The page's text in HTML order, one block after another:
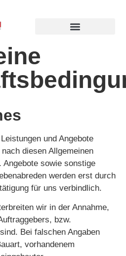
und Angebote
diesen Allgemeinen
Angebote sowie sonstige
werden erst durch
für uns verbindlich.
wir in der Annahme,
bzw.
Bei falschen Angaben
vorhandenem